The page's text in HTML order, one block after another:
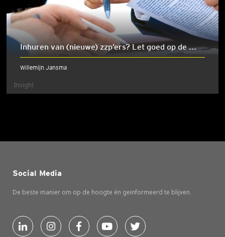
Inhuren van (nieuwe) zzp’ers? Let goed op de ...
Willemijn Jansma
Insight
Social Media
De beste manier om op de hoogte én geinformeerd te blijven.